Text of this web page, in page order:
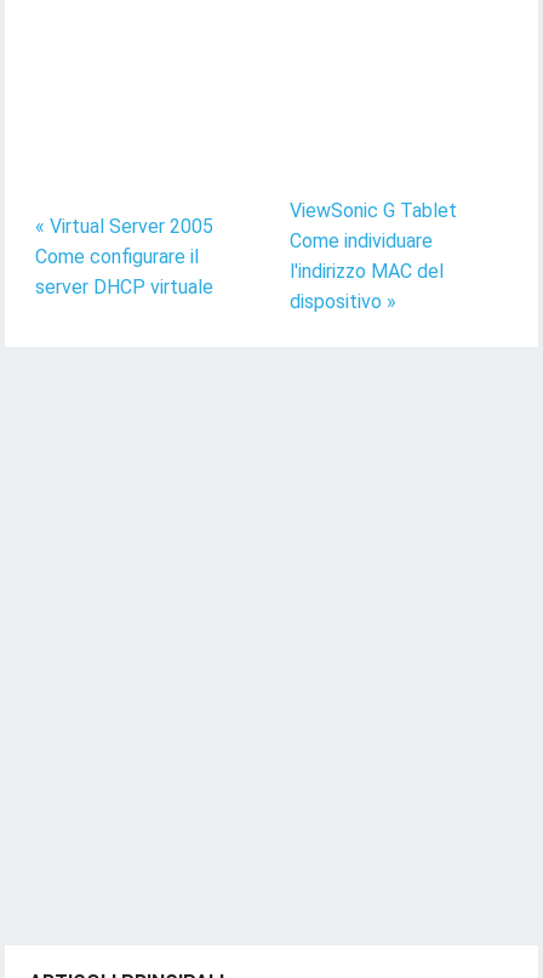
« Virtual Server 2005
Come configurare il
server DHCP virtuale
ViewSonic G Tablet
Come individuare
l'indirizzo MAC del
dispositivo »